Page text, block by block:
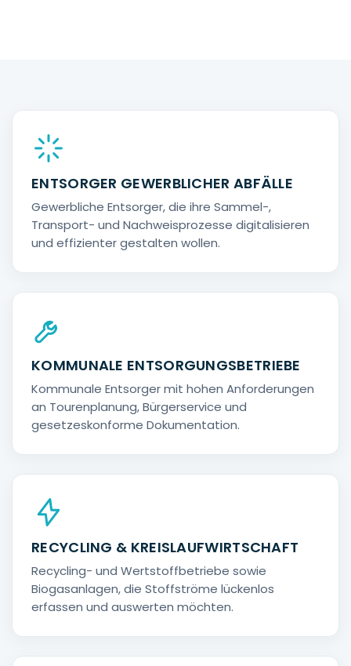
ENTSORGER GEWERBLICHER ABFÄLLE
Gewerbliche Entsorger, die ihre Sammel-,
Transport- und Nachweisprozesse digitalisieren
und effizienter gestalten wollen.
KOMMUNALE ENTSORGUNGSBETRIEBE
Kommunale Entsorger mit hohen Anforderungen
an Tourenplanung, Bürgerservice und
gesetzeskonforme Dokumentation.
RECYCLING & KREISLAUFWIRTSCHAFT
Recycling- und Wertstoffbetriebe sowie
Biogasanlagen, die Stoffströme lückenlos
erfassen und auswerten möchten.